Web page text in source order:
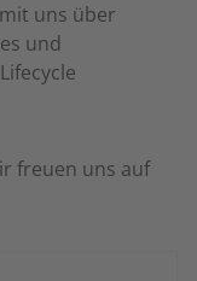
uns über
und
freuen uns auf